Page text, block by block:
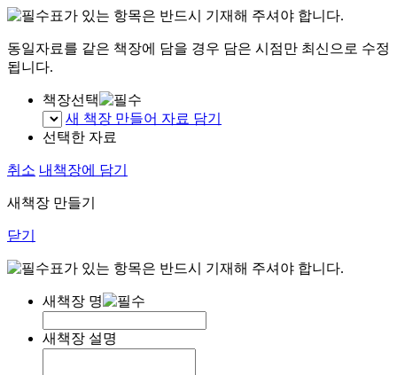
표가 있는 항목은 반드시 기재해 주셔야 합니다.
동일자료를 같은 책장에 담을 경우 담은 시점만 최신으로 수정
됩니다.
책장선택
새 책장 만들어 자료 담기
선택한 자료
취소 내책장에 담기
새책장 만들기
닫기
표가 있는 항목은 반드시 기재해 주셔야 합니다.
새책장 명
새책장 설명